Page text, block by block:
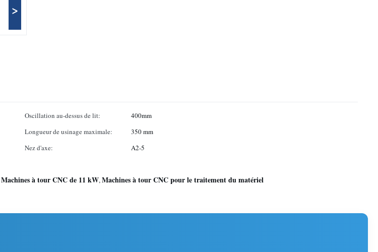
>
Oscillation au-dessus de lit:
400mm
Longueur de usinage maximale:
350 mm
Nez d'axe:
A2-5
Machines à tour CNC de 11 kW,Machines à tour CNC pour le traitement du matériel